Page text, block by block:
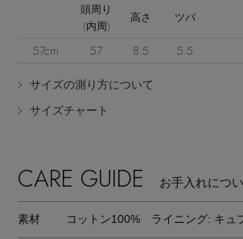
Stay in the
頭周り
(内周)
高さ ツバ
57cm 57 8.5 5.5
サイズの測り方について
サイズチャート
CARE GUIDE お手入れにつ
素材 コットン100% ライニング: キュ